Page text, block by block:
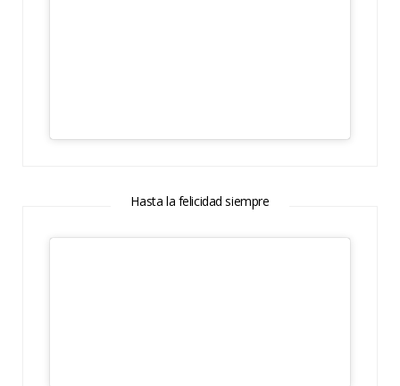
Hasta la felicidad siempre